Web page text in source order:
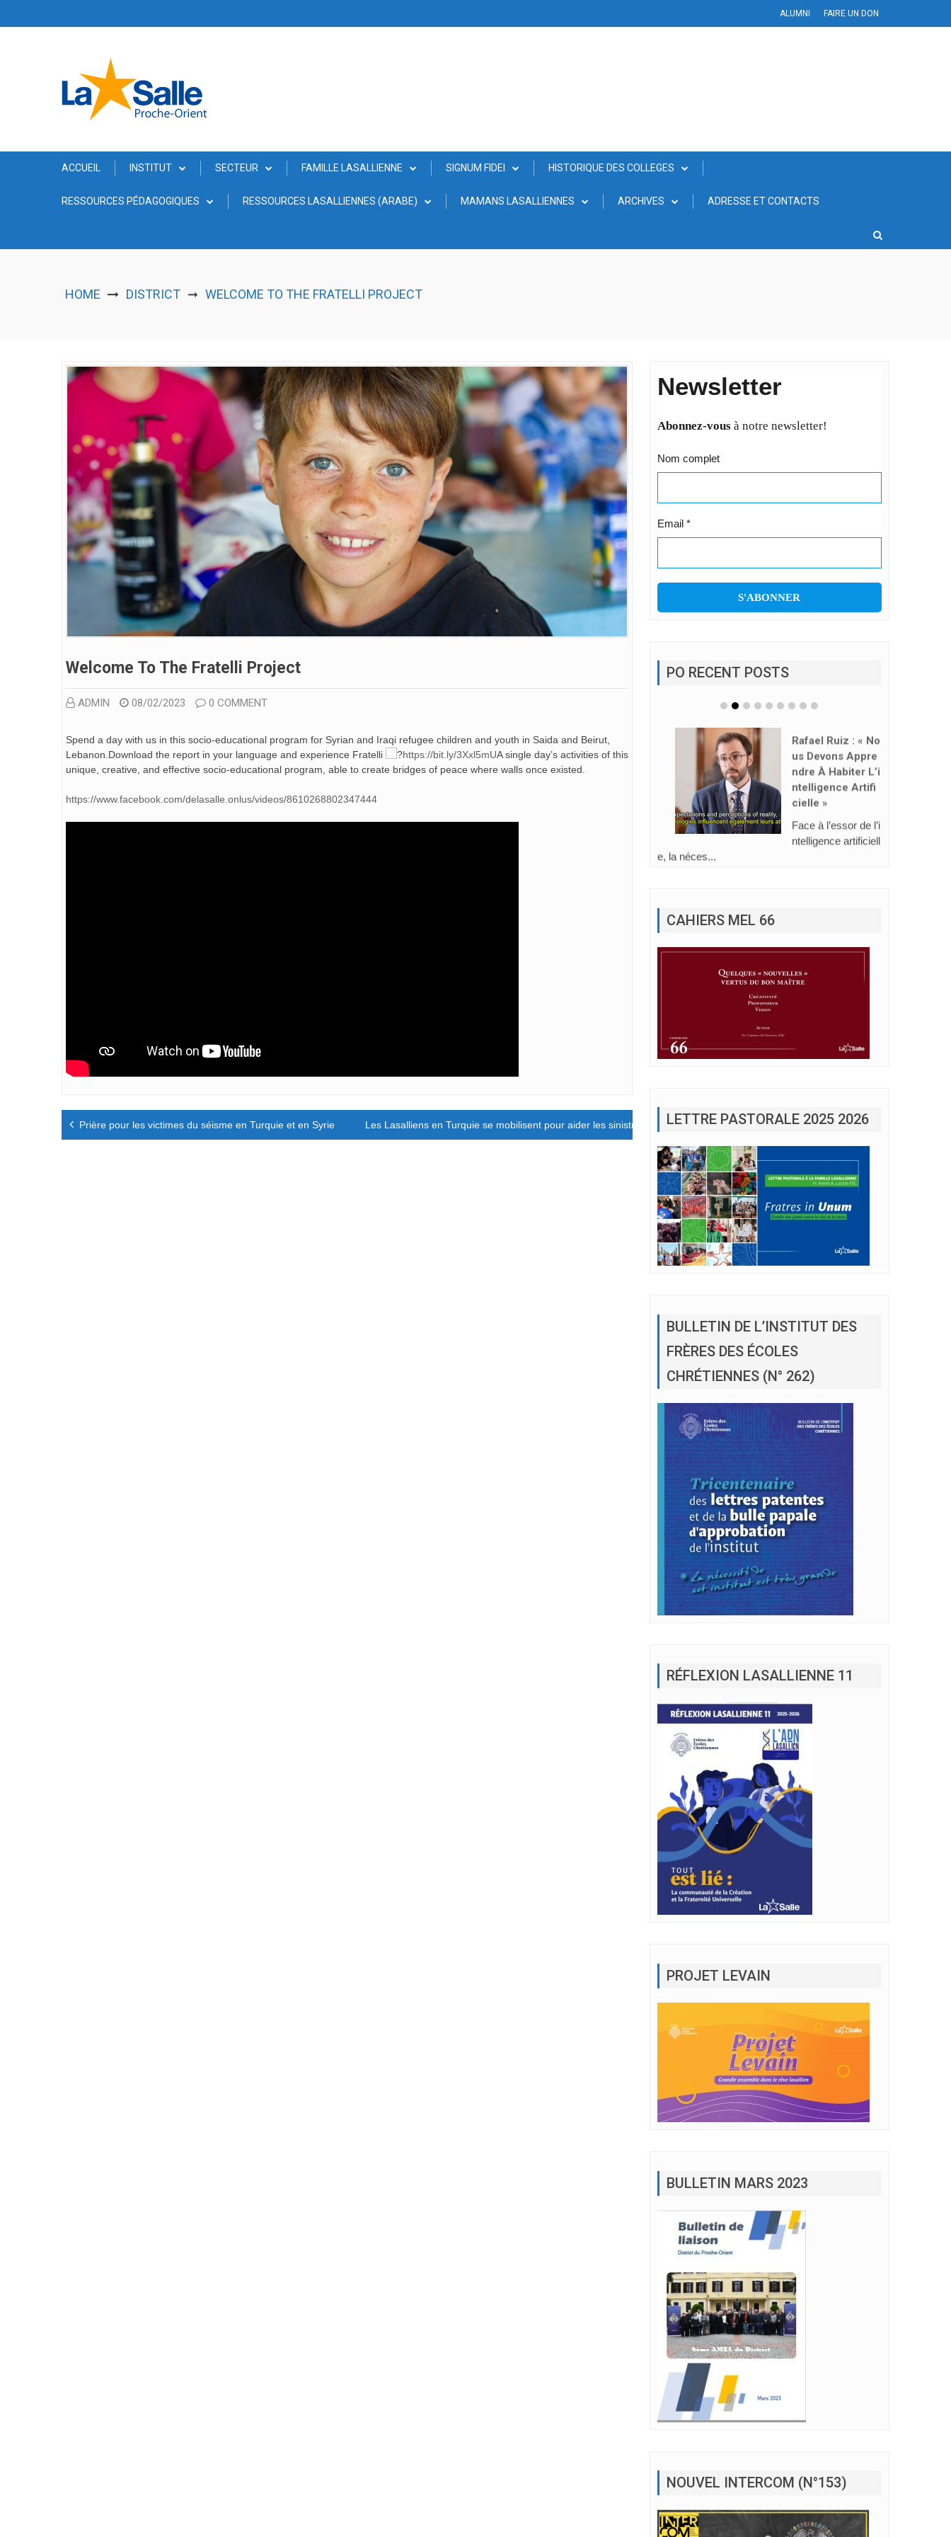
ALUMNI FAIRE UN DON
ACCUEIL INSTITUT SECTEUR FAMILLE LASALLIENNE SIGNUM FIDEI HISTORIQUE DES COLLEGES
RESSOURCES PÉDAGOGIQUES RESSOURCES LASALLIENNES (ARABE) MAMANS LASALLIENNES ARCHIVES ADRESSE ET CONTACTS
HOME DISTRICT ➞ WELCOME TO THE FRATELLI PROJECT
Welcome To The Fratelli Project
ADMIN 08/02/2023 0 COMMENT
Spend a day with us in this socio-educational program for Syrian and Iraqi refugee children and youth in Saida and Beirut,
Lebanon.Download the report in your language and experience Fratelli
https://bit.ly/3Xxl5mUA single day’s activities of this
unique, creative, and effective socio-educational program, able to create bridges of peace where walls once existed.
https://www.facebook.com/delasalle.onlus/videos/8610268802347444
Navigation
de
Prière pour les victimes du séisme en Turquie et en Syrie Les Lasalliens en Turquie se mobilisent pour aider les sinistrés
Newsletter
Abonnez-vousà notre newsletter!
Nom complet
Email *
PO RECENT POSTS
Rafael Ruiz : « No
Us Devons Appre
Ndre À Habiter L’i
Ntelligence Artifi
Cielle »
Face à l’essor de l’i
ntelligence artificiell
e, la néces...
CAHIERS MEL 66
LETTRE PASTORALE 2025 2026
BULLETIN DE L’INSTITUT DES
FRÈRES DES ÉCOLES
CHRÉTIENNES (N° 262)
RÉFLEXION LASALLIENNE 11
PROJET LEVAIN
BULLETIN MARS 2023
NOUVEL INTERCOM (N°153)